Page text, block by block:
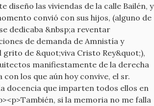
diseño las viviendas de la calle Bailén, y
convió con sus hijos, (alguno de
dedicaba &nbsp;a reventar
de demanda de Amnistía y
grito de &quot;viva Cristo Rey&quot;),
manifiestamente de la derecha
con los que aún hoy convive, el sr.
docencia que imparten todos ellos en
si la memoria no me falla